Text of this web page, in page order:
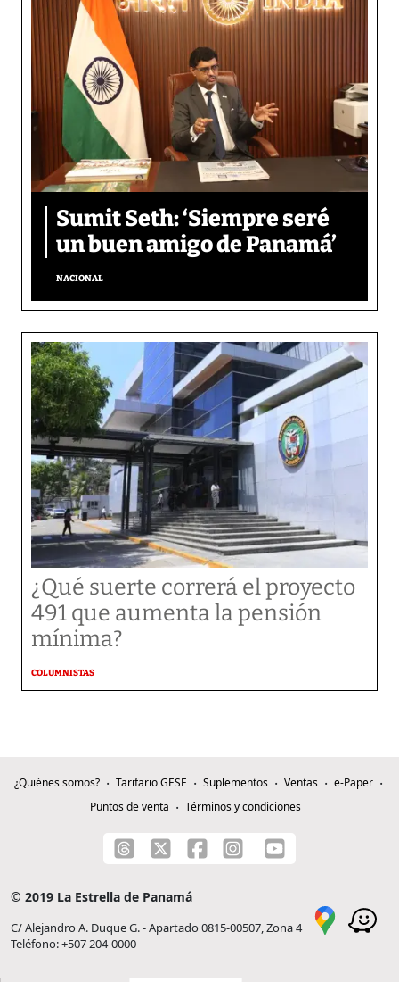
Sumit Seth: ‘Siempre seré
un buen amigo de Panamá’
NACIONAL
¿Qué suerte correrá el proyecto
491 que aumenta la pensión
mínima?
COLUMNISTAS
¿Quiénes somos? Tarifario GESE Suplementos Ventas
e-Paper
Puntos de venta
Términos y condiciones
© 2019 La Estrella de Panamá
C/ Alejandro A. Duque G. - Apartado 0815-00507, Zona 4
Teléfono: +507 204-0000